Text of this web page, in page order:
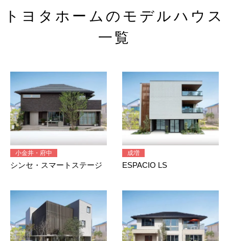
トヨタホームのモデルハウス
一覧
シンセ・スマートステージ
小金井・府中
ESPACIO LS
成増